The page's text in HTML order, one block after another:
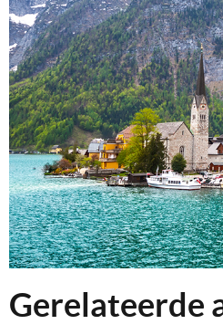
Gerelateerde